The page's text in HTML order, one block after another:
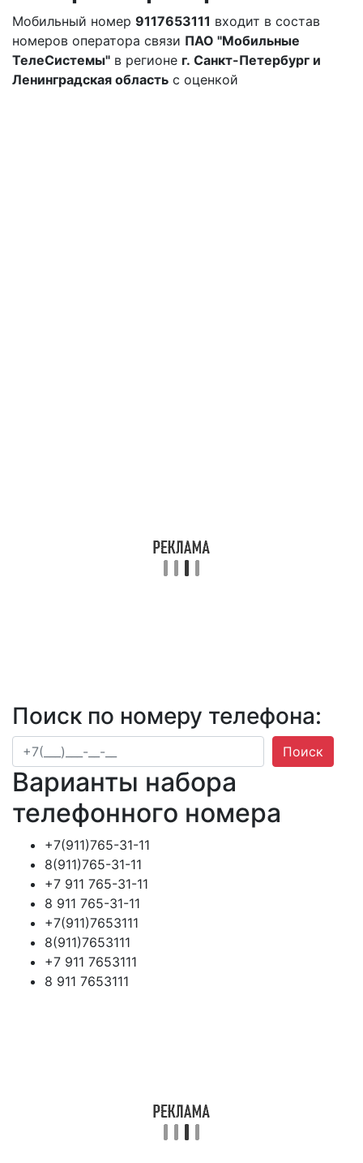
Мобильный номер 9117653111 входит в состав
номеров оператора связи ПАО "Мобильные
ТелеСистемы" в регионе г. Санкт-Петербург и
Ленинградская область с оценкой
Поиск по номеру телефона:
Поиск
Варианты набора
телефонного номера
+7(911)765-31-11
8(911)765-31-11
+7 911 765-31-11
8 911 765-31-11
+7(911)7653111
8(911)7653111
+7 911 7653111
8 911 7653111